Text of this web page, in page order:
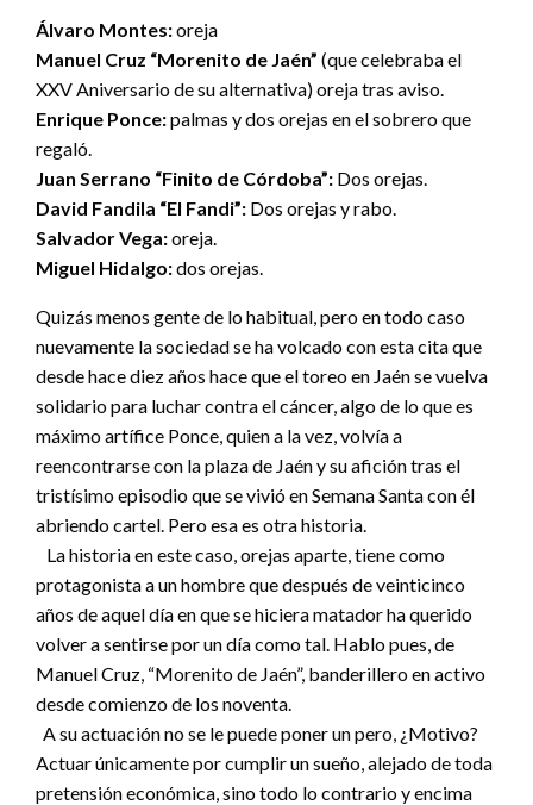
Álvaro Montes:oreja
Manuel Cruz “Morenito de Jaén” (que celebraba el
XXV Aniversario de su alternativa) oreja tras aviso.
Enrique Ponce:palmas y dos orejas en el sobrero que
regaló.
Juan Serrano “Finito de Córdoba”: Dos orejas.
David Fandila “El Fandi”: Dos orejas y rabo.
Salvador Vega:oreja.
Miguel Hidalgo:dos orejas.
Quizás menos gente de lo habitual, pero en todo caso
nuevamente la sociedad se ha volcado con esta cita que
desde hace diez años hace que el toreo en Jaén se vuelva
solidario para luchar contra el cáncer, algo de lo que es
máximo artífice Ponce, quien a la vez, volvía a
reencontrarse con la plaza de Jaén y su afición tras el
tristísimo episodio que se vivió en Semana Santa con él
abriendo cartel. Pero esa es otra historia.
La historia en este caso, orejas aparte, tiene como
protagonista a un hombre que después de veinticinco
años de aquel día en que se hiciera matador ha querido
volver a sentirse por un día como tal. Hablo pues, de
Manuel Cruz, “Morenito de Jaén”, banderillero en activo
desde comienzo de los noventa.
A su actuación no se le puede poner un pero, ¿Motivo?
Actuar únicamente por cumplir un sueño, alejado de toda
pretensión económica, sino todo lo contrario y encima